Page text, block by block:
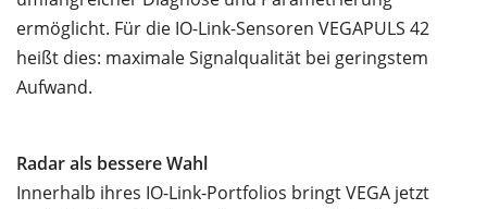
ermöglicht. Für die IO-Link-Sensoren VEGAPULS 42
heißt dies: maximale Signalqualität bei geringstem
Aufwand.
Radar als bessere Wahl
Innerhalb ihres IO-Link-Portfolios bringt VEGA jetzt